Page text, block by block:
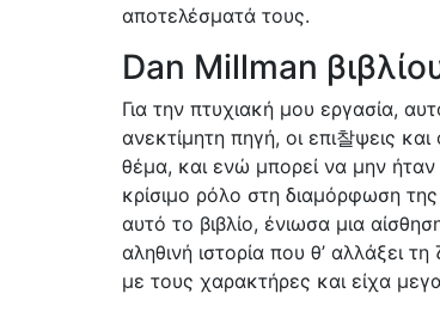
αποτελέσματά τους.
Dan Millman
Για την πτυχιακή μου εργασία,
ανεκτίμητη πηγή, οι επι찰ψεις
θέμα, και ενώ μπορεί να μην
κρίσιμο ρόλο στη διαμόρφωση
αυτό το βιβλίο, ένιωσα μια
αληθινή ιστορία που θ’ αλλάξει
με τους χαρακτήρες και είχα